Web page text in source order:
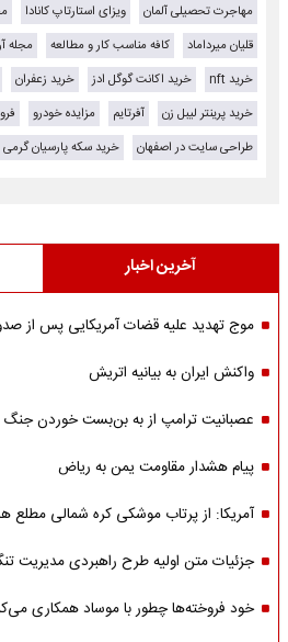
مهاجرت تحصیلی آلمان
ویزای استارتاپ کانادا
قلیان میرداماد
کافه مناسب کار و مطالعه مجله
خرید nft
خرید اکانت گوگل ادز خرید زعفران
خرید پرینتر لیبل زن
آفرتایم مزایده خودرو
طراحی سایت در اصفهان
خرید سکه پارسیان گرمی
آخرین اخبار
موج تهدید علیه قضات آمریکایی پس از
واکنش ایران به بیانیه اتریش
عصبانیت ترامپ از به بن‌بست خوردن جنگ
پیام هشدار مقاومت یمن به ریاض
آمریکا: از پرتاب موشکی کره شمالی مطلع
جزئیات متن اولیه طرح راهبردی مدیریت
خود فروخته‌ها چطور با موساد همکاری